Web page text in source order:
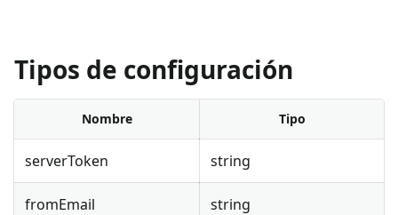
Tipos de configuración
Nombre Tipo
serverToken string
fromEmail string